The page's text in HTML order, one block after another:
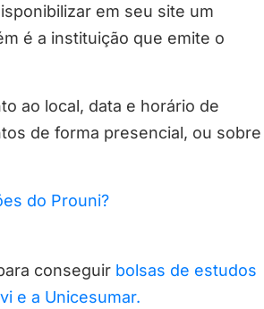
em seu site um
é a instituição que emite o
ao local, data e horário de
de forma presencial, ou sobre
do Prouni?
conseguir bolsas de estudos
e a Unicesumar.